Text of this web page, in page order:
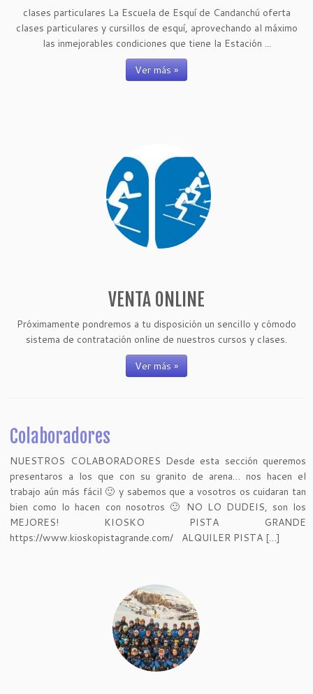
clases particulares La Escuela de Esquí de Candanchú oferta
clases particulares y cursillos de esquí, aprovechando al máximo
las inmejorables condiciones que tiene la Estación ...
Ver más »
VENTA ONLINE
Próximamente pondremos a tu disposición un sencillo y cómodo
sistema de contratación online de nuestros cursos y clases.
Ver más »
Colaboradores
NUESTROS COLABORADORES Desde esta sección queremos
presentaros a los que con su granito de arena… nos hacen el
trabajo aún más fácil 🙂 y sabemos que a vosotros os cuidaran tan
bien como lo hacen con nosotros 🙂 NO LO DUDEIS, son los
MEJORES! KIOSKO PISTA GRANDE
https://www.kioskopistagrande.com/ ALQUILER PISTA […]